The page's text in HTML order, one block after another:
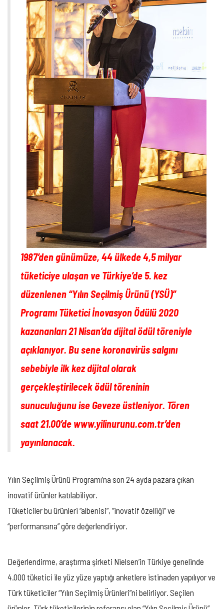
1987’den günümüze, 44 ülkede 4,5 milyar
tüketiciye ulaşan ve Türkiye’de 5. kez
düzenlenen “Yılın Seçilmiş Ürünü (YSÜ)”
Programı Tüketici İnovasyon Ödülü 2020
kazananları 21 Nisan’da dijital ödül töreniyle
açıklanıyor. Bu sene koronavirüs salgını
sebebiyle ilk kez dijital olarak
gerçekleştirilecek ödül töreninin
sunuculuğunu ise Geveze üstleniyor. Tören
saat 21.00’de www.yilinurunu.com.tr’den
yayınlanacak.
Yılın Seçilmiş Ürünü Programı’na son 24 ayda pazara çıkan
inovatif ürünler katılabiliyor.
Tüketiciler bu ürünleri “albenisi”, “inovatif özelliği” ve
“performansına” göre değerlendiriyor.
Değerlendirme, araştırma şirketi Nielsen’in Türkiye genelinde
4.000 tüketici ile yüz yüze yaptığı anketlere istinaden yapılıyor ve
Türk tüketiciler “Yılın Seçilmiş Ürünleri”ni belirliyor. Seçilen